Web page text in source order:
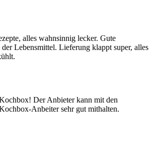
alles wahnsinnig lecker. Gute
Lebensmittel. Lieferung klappt super, alles
Der Anbieter kann mit den
Anbeiter sehr gut mithalten.